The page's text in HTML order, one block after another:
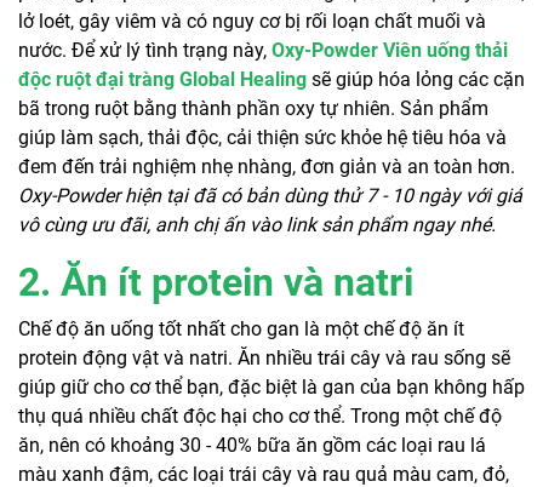
lở loét, gây viêm và có nguy cơ bị rối loạn chất muối và
nước. Để xử lý tình trạng này, Oxy-Powder Viên uống thải
độc ruột đại tràng Global Healing sẽ giúp hóa lỏng các cặn
bã trong ruột bằng thành phần oxy tự nhiên. Sản phẩm
giúp làm sạch, thải độc, cải thiện sức khỏe hệ tiêu hóa và
đem đến trải nghiệm nhẹ nhàng, đơn giản và an toàn hơn.
Oxy-Powder hiện tại đã có bản dùng thử 7 - 10 ngày với giá
vô cùng ưu đãi, anh chị ấn vào link sản phẩm ngay nhé.
2. Ăn ít protein và natri
Chế độ ăn uống tốt nhất cho gan là một chế độ ăn ít
protein động vật và natri. Ăn nhiều trái cây và rau sống sẽ
giúp giữ cho cơ thể bạn, đặc biệt là gan của bạn không hấp
thụ quá nhiều chất độc hại cho cơ thể. Trong một chế độ
ăn, nên có khoảng 30 - 40% bữa ăn gồm các loại rau lá
màu xanh đậm, các loại trái cây và rau quả màu cam, đỏ,